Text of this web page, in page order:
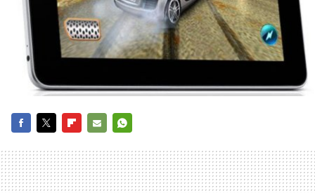
MAIL